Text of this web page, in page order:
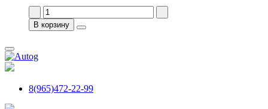
В корзину
8(965)472-22-99